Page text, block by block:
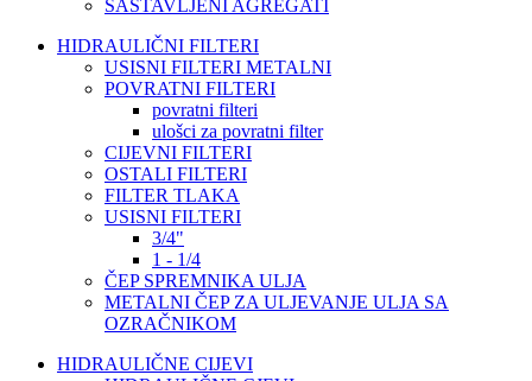
SASTAVLJENI AGREGATI
HIDRAULIČNI FILTERI
USISNI FILTERI METALNI
POVRATNI FILTERI
povratni filteri
ulošci za povratni filter
CIJEVNI FILTERI
OSTALI FILTERI
FILTER TLAKA
USISNI FILTERI
3/4"
1 - 1/4
ČEP SPREMNIKA ULJA
METALNI ČEP ZA ULJEVANJE ULJA SA
OZRAČNIKOM
HIDRAULIČNE CIJEVI